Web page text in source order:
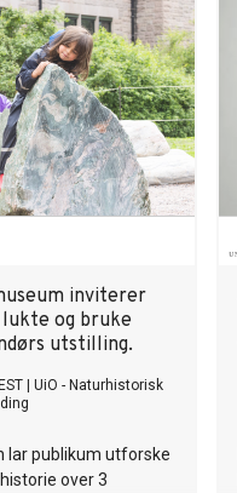
inviterer
og bruke
utstilling.
UiO - Naturhistorisk
lar publikum utforske
over 3